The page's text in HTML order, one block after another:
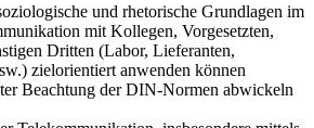
und rhetorische Grundlagen im
mit Kollegen, Vorgesetzten,
Dritten (Labor, Lieferanten,
zielorientiert anwenden können
Beachtung der DIN-Normen abwickeln